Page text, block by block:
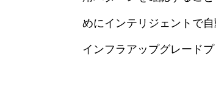
めにインテリジェントで
インフラアップグレード